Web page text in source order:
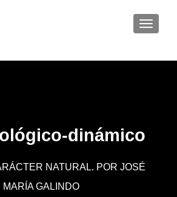
dinámico
NATURAL. POR JOSÉ
MARÍA GALINDO